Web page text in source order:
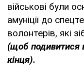
військові були
амуніції до
волонтерів, які
(щоб подивитися
кінця).